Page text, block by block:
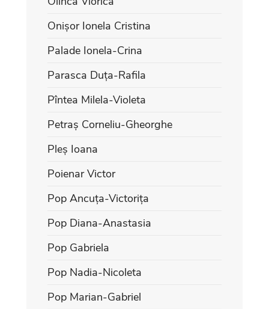
Onișor Ionela Cristina
Palade Ionela-Crina
Parasca Duța-Rafila
Pîntea Milela-Violeta
Petraș Corneliu-Gheorghe
Pleș Ioana
Poienar Victor
Pop Ancuța-Victorița
Pop Diana-Anastasia
Pop Gabriela
Pop Nadia-Nicoleta
Pop Marian-Gabriel